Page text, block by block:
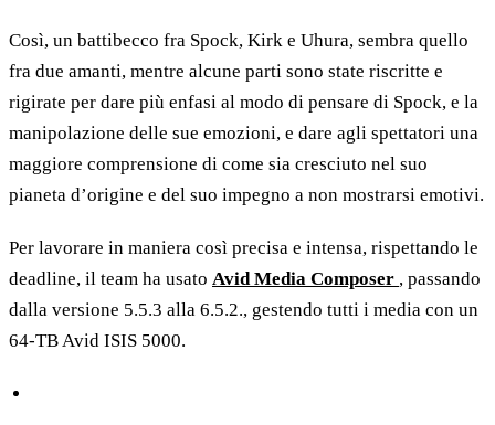
Così, un battibecco fra Spock, Kirk e Uhura, sembra quello
fra due amanti, mentre alcune parti sono state riscritte e
rigirate per dare più enfasi al modo di pensare di Spock, e la
manipolazione delle sue emozioni, e dare agli spettatori una
maggiore comprensione di come sia cresciuto nel suo
pianeta d’origine e del suo impegno a non mostrarsi emotivi.
Per lavorare in maniera così precisa e intensa, rispettando le
deadline, il team ha usato Avid Media Composer , passando
dalla versione 5.5.3 alla 6.5.2., gestendo tutti i media con un
64-TB Avid ISIS 5000.